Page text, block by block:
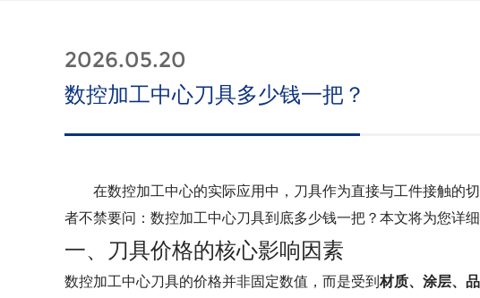
2026.05.20
数控加工中心刀具多少钱一把？
在数控加工中心的实际应用中，刀具作为直接与工件接触的
者不禁要问：数控加工中心刀具到底多少钱一把？本文将为您详
一、刀具价格的核心影响因素
数控加工中心刀具的价格并非固定数值，而是受到材质、涂层、